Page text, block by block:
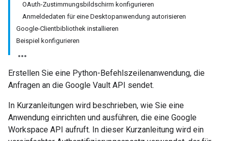
OAuth-Zustimmungsbildschirm konfigurieren
Anmeldedaten für eine Desktopanwendung autorisieren
Google-Clientbibliothek installieren
Beispiel konfigurieren
Erstellen Sie eine Python-Befehlszeilenanwendung, die
Anfragen an die Google Vault API sendet.
In Kurzanleitungen wird beschrieben, wie Sie eine
Anwendung einrichten und ausführen, die eine Google
Workspace API aufruft. In dieser Kurzanleitung wird ein